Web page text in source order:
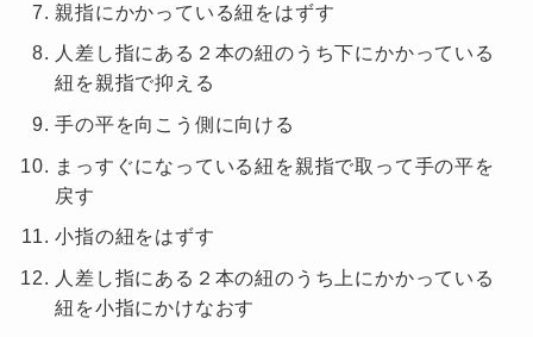
親指にかかっている紐をはずす
人差し指にある２本の紐のうち下にかかっている
紐を親指で抑える
手の平を向こう側に向ける
まっすぐになっている紐を親指で取って手の平を
戻す
小指の紐をはずす
人差し指にある２本の紐のうち上にかかっている
紐を小指にかけなおす